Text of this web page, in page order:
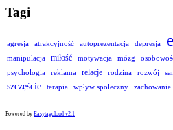
Tagi
agresja atrakcyjność autoprezentacja depresja
manipulacja
miłość motywacja mózg
psychologia
reklama relacje rodzina rozwój
szczęście terapia wpływ społeczny zachowanie
Powered by Easytagcloud v2.1